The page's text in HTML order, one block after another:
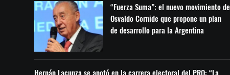
“Fuerza Suma”: el nuevo movimiento de
Osvaldo Cornide que propone un plan
de desarrollo para la Argentina
Hernán Lacunza se anotó en la carrera electoral del PRO: “La